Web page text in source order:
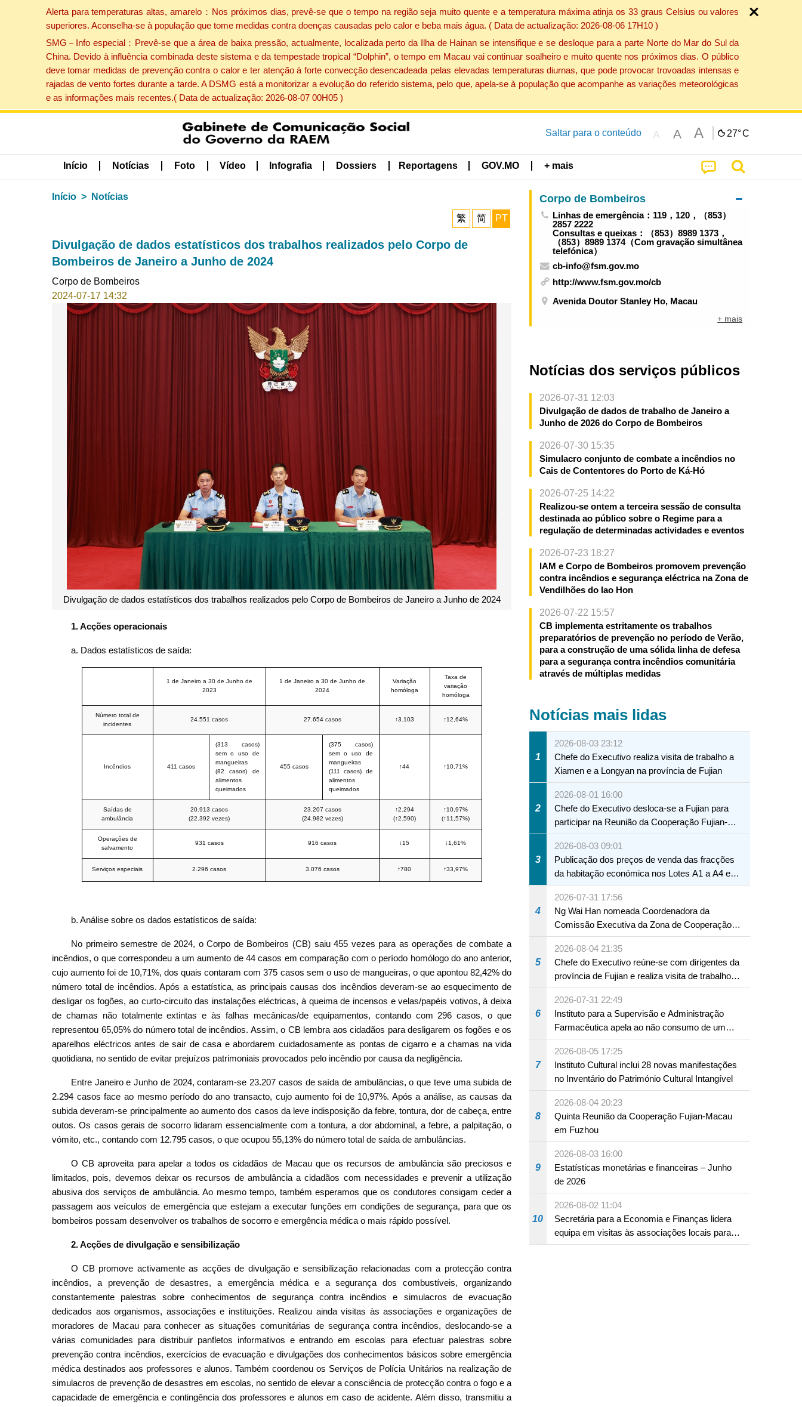
Alerta para temperaturas altas, amarelo：Nos próximos dias, prevê-se que o tempo na região seja muito quente e a temperatura máxima atinja os 33 graus Celsius ou valores
superiores. Aconselha-se à população que tome medidas contra doenças causadas pelo calor e beba mais água. ( Data de actualização: 2026-08-06 17H10 )
SMG－Info especial：Prevê-se que a área de baixa pressão, actualmente, localizada perto da Ilha de Hainan se intensifique e se desloque para a parte Norte do Mar do Sul da
China. Devido à influência combinada deste sistema e da tempestade tropical “Dolphin”, o tempo em Macau vai continuar soalheiro e muito quente nos próximos dias. O público
deve tomar medidas de prevenção contra o calor e ter atenção à forte convecção desencadeada pelas elevadas temperaturas diurnas, que pode provocar trovoadas intensas e
rajadas de vento fortes durante a tarde. A DSMG está a monitorizar a evolução do referido sistema, pelo que, apela-se à população que acompanhe as variações meteorológicas
e as informações mais recentes.( Data de actualização: 2026-08-07 00H05 )
Saltar para o conteúdo A A A 27°C
Início Notícias Foto Vídeo Infografia Dossiers Reportagens GOV.MO + mais
Início Notícias
繁 简 PT
Divulgação de dados estatísticos dos trabalhos realizados pelo Corpo de
Bombeiros de Janeiro a Junho de 2024
Corpo de Bombeiros
2024-07-17 14:32
Divulgação de dados estatísticos dos trabalhos realizados pelo Corpo de Bombeiros de Janeiro a Junho de 2024
1.Acções operacionais
a. Dados estatísticos de saída:
1 de Janeiro a 30 de Junho de
2023
1 de Janeiro a 30 de Junho de
2024
Variação
homóloga
Taxa de
variação
homóloga
Número total de
incidentes
24.551 casos 27.654 casos ↑3.103 ↑12,64%
Incêndios 411 casos
(313 casos)
sem o uso de
mangueiras
(82 casos) de
alimentos
queimados
455 casos
(375 casos)
sem o uso de
mangueiras
(111 casos) de
alimentos
queimados
↑44 ↑10,71%
Saídas de
ambulância
20.913 casos
(22.392 vezes)
23.207 casos
(24.982 vezes)
↑2.294
(↑2.590)
↑10,97%
(↑11,57%)
Operações de
salvamento
931 casos 916 casos ↓15 ↓1,61%
Serviços especiais 2.296 casos 3.076 casos ↑780 ↑33,97%
b. Análise sobre os dados estatísticos de saída:
No primeiro semestre de 2024, o Corpo de Bombeiros (CB) saiu 455 vezes para as operações de combate a
incêndios, o que correspondeu a um aumento de 44 casos em comparação com o período homólogo do ano anterior,
cujo aumento foi de 10,71%, dos quais contaram com 375 casos sem o uso de mangueiras, o que apontou 82,42% do
número total de incêndios. Após a estatística, as principais causas dos incêndios deveram-se ao esquecimento de
desligar os fogões, ao curto-circuito das instalações eléctricas, à queima de incensos e velas/papéis votivos, à deixa
de chamas não totalmente extintas e às falhas mecânicas/de equipamentos, contando com 296 casos, o que
representou 65,05% do número total de incêndios. Assim, o CB lembra aos cidadãos para desligarem os fogões e os
aparelhos eléctricos antes de sair de casa e abordarem cuidadosamente as pontas de cigarro e a chamas na vida
quotidiana, no sentido de evitar prejuízos patrimoniais provocados pelo incêndio por causa da negligência.
Entre Janeiro e Junho de 2024, contaram-se 23.207 casos de saída de ambulâncias, o que teve uma subida de
2.294 casos face ao mesmo período do ano transacto, cujo aumento foi de 10,97%. Após a análise, as causas da
subida deveram-se principalmente ao aumento dos casos da leve indisposição da febre, tontura, dor de cabeça, entre
outos. Os casos gerais de socorro lidaram essencialmente com a tontura, a dor abdominal, a febre, a palpitação, o
vómito, etc., contando com 12.795 casos, o que ocupou 55,13% do número total de saída de ambulâncias.
O CB aproveita para apelar a todos os cidadãos de Macau que os recursos de ambulância são preciosos e
limitados, pois, devemos deixar os recursos de ambulância a cidadãos com necessidades e prevenir a utilização
abusiva dos serviços de ambulância. Ao mesmo tempo, também esperamos que os condutores consigam ceder a
passagem aos veículos de emergência que estejam a executar funções em condições de segurança, para que os
bombeiros possam desenvolver os trabalhos de socorro e emergência médica o mais rápido possível.
2. Acções de divulgação e sensibilização
O CB promove activamente as acções de divulgação e sensibilização relacionadas com a protecção contra
incêndios, a prevenção de desastres, a emergência médica e a segurança dos combustíveis, organizando
constantemente palestras sobre conhecimentos de segurança contra incêndios e simulacros de evacuação
dedicados aos organismos, associações e instituições. Realizou ainda visitas às associações e organizações de
moradores de Macau para conhecer as situações comunitárias de segurança contra incêndios, deslocando-se a
várias comunidades para distribuir panfletos informativos e entrando em escolas para efectuar palestras sobre
prevenção contra incêndios, exercícios de evacuação e divulgações dos conhecimentos básicos sobre emergência
médica destinados aos professores e alunos. Também coordenou os Serviços de Polícia Unitários na realização de
simulacros de prevenção de desastres em escolas, no sentido de elevar a consciência de protecção contra o fogo e a
capacidade de emergência e contingência dos professores e alunos em caso de acidente. Além disso, transmitiu a
Corpo de Bombeiros
Linhas de emergência：119，120，（853）
2857 2222
Consultas e queixas：（853）8989 1373，
（853）8989 1374（Com gravação simultânea
telefónica）
cb-info@fsm.gov.mo
http://www.fsm.gov.mo/cb
Avenida Doutor Stanley Ho, Macau
+ mais
Notícias dos serviços públicos
2026-07-31 12:03
Divulgação de dados de trabalho de Janeiro a
Junho de 2026 do Corpo de Bombeiros
2026-07-30 15:35
Simulacro conjunto de combate a incêndios no
Cais de Contentores do Porto de Ká-Hó
2026-07-25 14:22
Realizou-se ontem a terceira sessão de consulta
destinada ao público sobre o Regime para a
regulação de determinadas actividades e eventos
2026-07-23 18:27
IAM e Corpo de Bombeiros promovem prevenção
contra incêndios e segurança eléctrica na Zona de
Vendilhões do Iao Hon
2026-07-22 15:57
CB implementa estritamente os trabalhos
preparatórios de prevenção no período de Verão,
para a construção de uma sólida linha de defesa
para a segurança contra incêndios comunitária
através de múltiplas medidas
Notícias mais lidas
1
2026-08-03 23:12
Chefe do Executivo realiza visita de trabalho a
Xiamen e a Longyan na província de Fujian
2
2026-08-01 16:00
Chefe do Executivo desloca-se a Fujian para
participar na Reunião da Cooperação Fujian-
Macau
3
2026-08-03 09:01
Publicação dos preços de venda das fracções
da habitação económica nos Lotes A1 a A4 e
A12 da Zona A dos Novos Aterros
4
2026-07-31 17:56
Ng Wai Han nomeada Coordenadora da
Comissão Executiva da Zona de Cooperação
Aprofundada entre Guangdong e Macau em
Hengqin
5
2026-08-04 21:35
Chefe do Executivo reúne-se com dirigentes da
província de Fujian e realiza visita de trabalho
em Fuzhou
6
2026-07-31 22:49
Instituto para a Supervisão e Administração
Farmacêutica apela ao não consumo de um
produto com substâncias medicamentosas
ocidentais
7
2026-08-05 17:25
Instituto Cultural inclui 28 novas manifestações
no Inventário do Património Cultural Intangível
8
2026-08-04 20:23
Quinta Reunião da Cooperação Fujian-Macau
em Fuzhou
9
2026-08-03 16:00
Estatísticas monetárias e financeiras – Junho
de 2026
10
2026-08-02 11:04
Secretária para a Economia e Finanças lidera
equipa em visitas às associações locais para
consolidar consensos e promover os trabalhos